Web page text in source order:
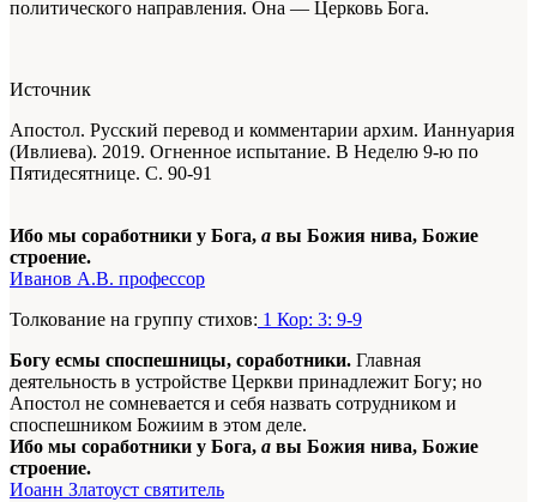
политического направления. Она — Церковь Бога.
Источник
Апостол. Русский перевод и комментарии архим. Ианнуария
(Ивлиева). 2019. Огненное испытание. В Неделю 9-ю по
Пятидесятнице. С. 90-91
Ибо мы соработники у Бога, а вы Божия нива, Божие
строение.
Иванов А.В. профессор
Толкование на группу стихов: 1 Кор: 3: 9-9
Богу есмы споспешницы, соработники. Главная
деятельность в устройстве Церкви принадлежит Богу; но
Апостол не сомневается и себя назвать сотрудником и
споспешником Божиим в этом деле.
Ибо мы соработники у Бога, а вы Божия нива, Божие
строение.
Иоанн Златоуст святитель